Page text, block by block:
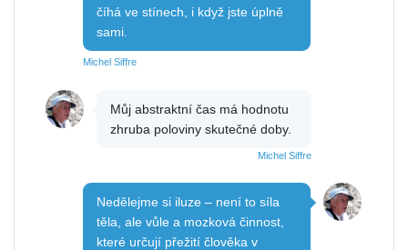
číhá ve stínech, i když jste úplně
sami.
Michel Siffre
Můj abstraktní čas má hodnotu
zhruba poloviny skutečné doby.
Michel Siffre
Nedělejme si iluze – není to síla
těla, ale vůle a mozková činnost,
které určují přežití člověka v